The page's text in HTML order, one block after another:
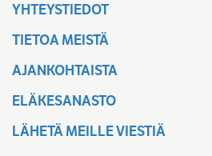
YHTEYSTIEDOT
TIETOA MEISTÄ
AJANKOHTAISTA
ELÄKESANASTO
LÄHETÄ MEILLE VIESTIÄ